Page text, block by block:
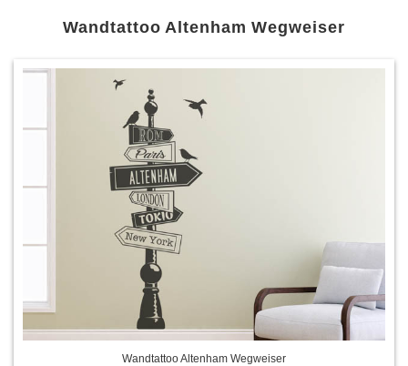
Wandtattoo Altenham Wegweiser
Wandtattoo Altenham Wegweiser